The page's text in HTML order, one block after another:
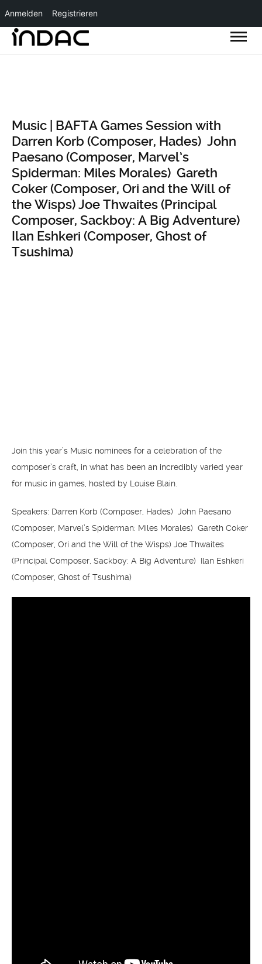
Anmelden Registrieren
Music | BAFTA Games Session with
Darren Korb (Composer, Hades) John
Paesano (Composer, Marvel’s
Spiderman: Miles Morales) Gareth
Coker (Composer, Ori and the Will of
the Wisps) Joe Thwaites (Principal
Composer, Sackboy: A Big Adventure)
Ilan Eshkeri (Composer, Ghost of
Tsushima)
Join this year’s Music nominees for a celebration of the
composer’s craft, in what has been an incredibly varied year
for music in games, hosted by Louise Blain.
Speakers: Darren Korb (Composer, Hades) John Paesano
(Composer, Marvel’s Spiderman: Miles Morales) Gareth Coker
(Composer, Ori and the Will of the Wisps) Joe Thwaites
(Principal Composer, Sackboy: A Big Adventure) Ilan Eshkeri
(Composer, Ghost of Tsushima)